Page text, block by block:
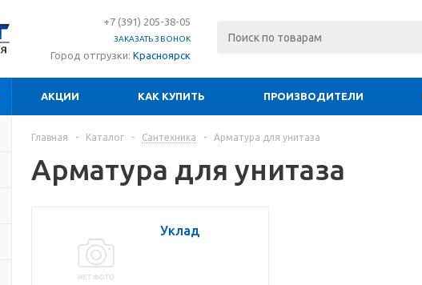
+7 (391) 205-38-05
ЗАКАЗАТЬ ЗВОНОК
Город отгрузки: Красноярск
АКЦИИ КАК КУПИТЬ ПРОИЗВОДИТЕЛИ
Главная - Каталог - Сантехника - Арматура для унитаза
Арматура для унитаза
Уклад